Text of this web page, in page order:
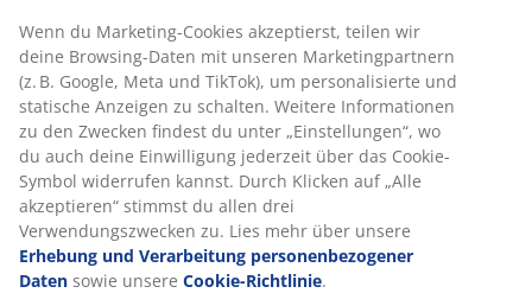
Bewertungen
(0)
Lieferung
Wenn du Marketing-Cookies akzeptierst, teilen wir
deine Browsing-Daten mit unseren Marketingpartnern
(z. B. Google, Meta und TikTok), um personalisierte und
statische Anzeigen zu schalten. Weitere Informationen
zu den Zwecken findest du unter „Einstellungen“, wo
du auch deine Einwilligung jederzeit über das Cookie-
Symbol widerrufen kannst. Durch Klicken auf „Alle
akzeptieren“ stimmst du allen drei
Verwendungszwecken zu. Lies mehr über unsere
Erhebung und Verarbeitung personenbezogener
Daten sowie unsere Cookie-Richtlinie.